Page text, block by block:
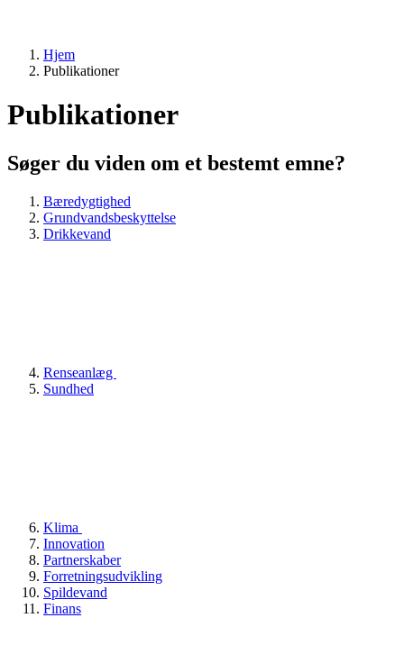
Hjem
Publikationer
Publikationer
Søger du viden om et bestemt emne?
Bæredygtighed
Grundvandsbeskyttelse
Drikkevand
Renseanlæg
Sundhed
Klima
Innovation
Partnerskaber
Forretningsudvikling
Spildevand
Finans